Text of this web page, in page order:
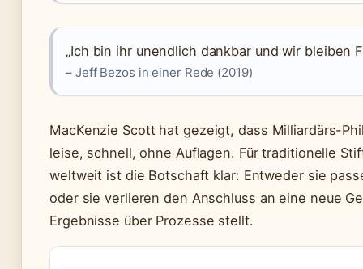
„Ich bin ihr unendlich dankbar und wir bleiben
– Jeff Bezos in einer Rede (2019)
MacKenzie Scott hat gezeigt, dass Milliardärs-
leise, schnell, ohne Auflagen. Für traditionelle
weltweit ist die Botschaft klar: Entweder sie
oder sie verlieren den Anschluss an eine neue
Ergebnisse über Prozesse stellt.